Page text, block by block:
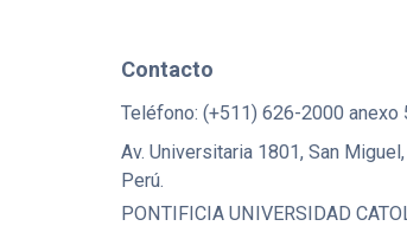
Contacto
Teléfono: (+511) 626-2000 anexo
Av. Universitaria 1801, San
Perú.
PONTIFICIA UNIVERSIDAD